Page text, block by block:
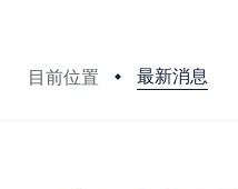
目前位置 最新消息